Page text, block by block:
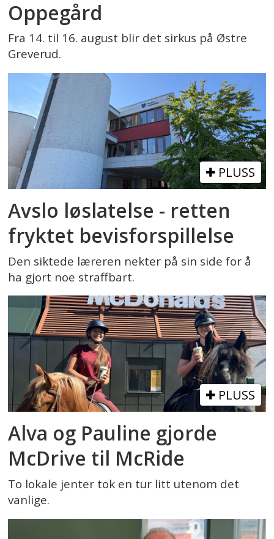
Oppegård
Fra 14. til 16. august blir det sirkus på Østre
Greverud.
PLUSS
Avslo løslatelse - retten
fryktet bevisforspillelse
Den siktede læreren nekter på sin side for å
ha gjort noe straffbart.
PLUSS
Alva og Pauline gjorde
McDrive til McRide
To lokale jenter tok en tur litt utenom det
vanlige.